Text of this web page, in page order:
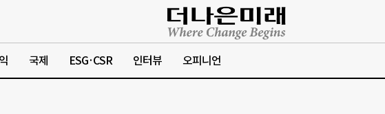
국제 ESG·CSR 인터뷰 오피니언